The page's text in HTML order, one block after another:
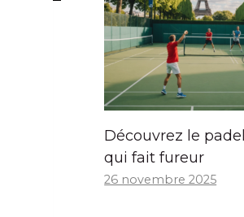
Découvrez le
qui fait fureur
26 novembre 2025